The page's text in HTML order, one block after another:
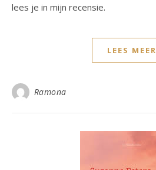
lees je in mijn recensie.
LEES MEER
Ramona